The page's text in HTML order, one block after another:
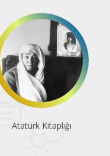
Atatürk Kitaplığı